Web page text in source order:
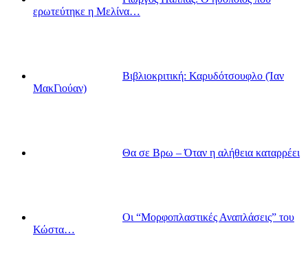
ερωτεύτηκε η Μελίνα…
Βιβλιοκριτική: Καρυδότσουφλο (Ίαν
ΜακΓιούαν)
Θα σε Βρω – Όταν η αλήθεια καταρρέει
Οι “Μορφοπλαστικές Αναπλάσεις” του
Κώστα…